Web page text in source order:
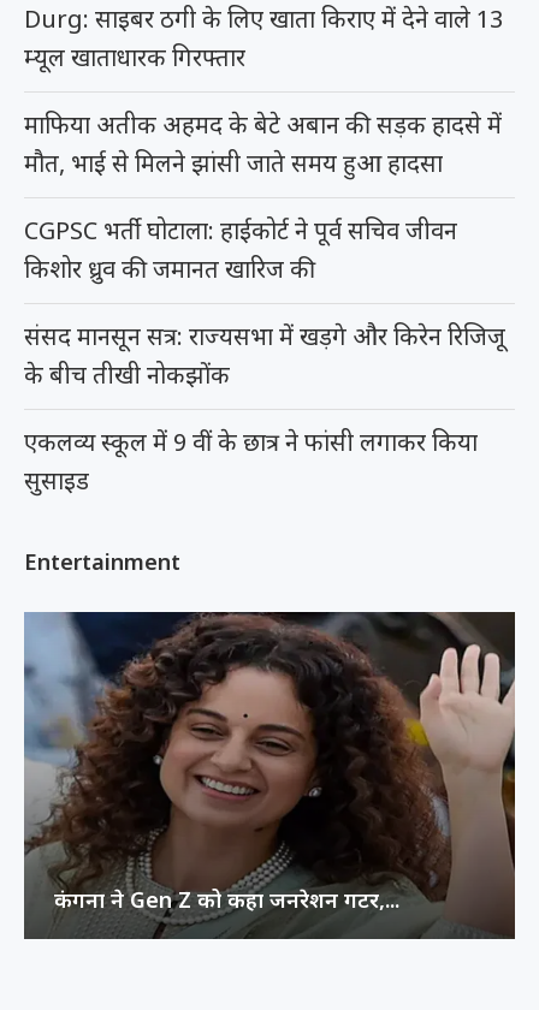
Durg: साइबर ठगी के लिए खाता किराए में देने वाले 13
म्यूल खाताधारक गिरफ्तार
माफिया अतीक अहमद के बेटे अबान की सड़क हादसे में
मौत, भाई से मिलने झांसी जाते समय हुआ हादसा
CGPSC भर्ती घोटाला: हाईकोर्ट ने पूर्व सचिव जीवन
किशोर ध्रुव की जमानत खारिज की
संसद मानसून सत्र: राज्यसभा में खड़गे और किरेन रिजिजू
के बीच तीखी नोकझोंक
एकलव्य स्कूल में 9 वीं के छात्र ने फांसी लगाकर किया
सुसाइड
Entertainment
कंगना ने Gen Z को कहा जनरेशन गटर,...